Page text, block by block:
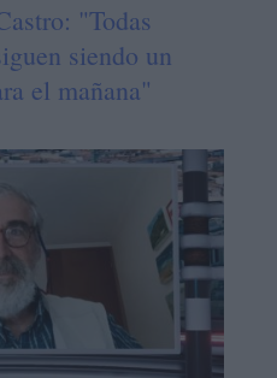
"Todas
siendo un
el mañana"